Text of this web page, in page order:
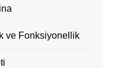
ve Fonksiyonellik